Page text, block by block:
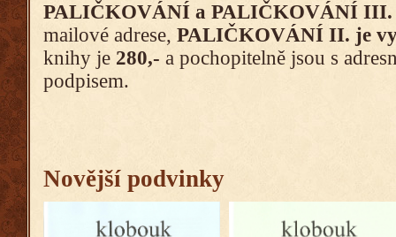
PALIČKOVÁNÍ a PALIČKOVÁNÍ III.
mailové adrese, PALIČKOVÁNÍ II. je
knihy je 280,- a pochopitelně jsou s
podpisem.
Novější podvinky